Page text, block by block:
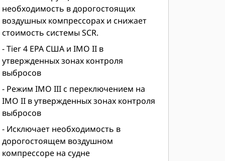
необходимость в дорогостоящих
воздушных компрессорах и снижает
стоимость системы SCR.
- Tier 4 EPA США и IMO II в
утвержденных зонах контроля
выбросов
- Режим IMO III с переключением на
IMO II в утвержденных зонах контроля
выбросов
- Исключает необходимость в
дорогостоящем воздушном
компрессоре на судне